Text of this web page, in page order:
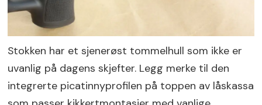
Stokken har et sjenerøst tommelhull som ikke er
uvanlig på dagens skjefter. Legg merke til den
integrerte picatinnyprofilen på toppen av låskassa